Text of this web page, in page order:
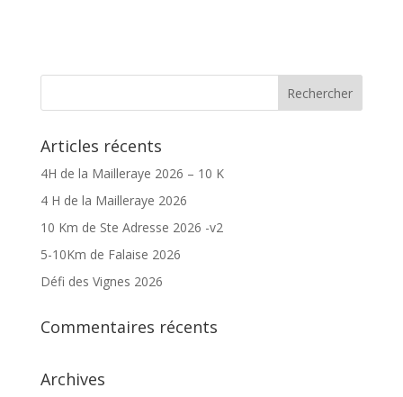
Articles récents
4H de la Mailleraye 2026 – 10 K
4 H de la Mailleraye 2026
10 Km de Ste Adresse 2026 -v2
5-10Km de Falaise 2026
Défi des Vignes 2026
Commentaires récents
Archives